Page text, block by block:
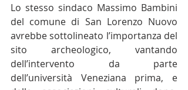
Lo stesso sindaco Massimo Bambini
del comune di San Lorenzo Nuovo
avrebbe sottolineato l’importanza del
sito archeologico, vantando
dell’intervento da parte
dell’università Veneziana prima, e